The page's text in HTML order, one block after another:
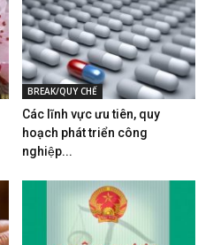
BREAK/QUY CHẾ
Các lĩnh vực ưu tiên, quy
hoạch phát triển công
nghiệp...